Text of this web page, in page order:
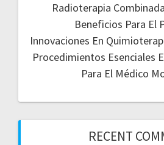
Radioterapia
Beneficios Para El
Innovaciones En
Procedimientos Esenciales
Para El Médico
RECENT